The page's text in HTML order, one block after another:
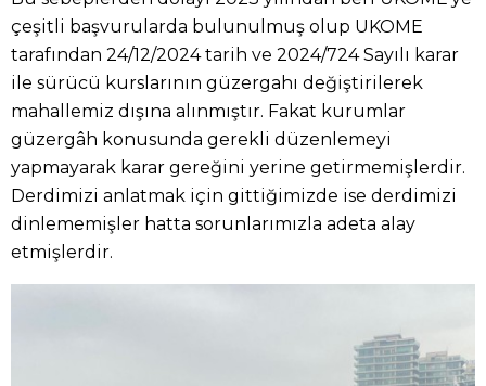
çeşitli başvurularda bulunulmuş olup UKOME
tarafından 24/12/2024 tarih ve 2024/724 Sayılı karar
ile sürücü kurslarının güzergahı değiştirilerek
mahallemiz dışına alınmıştır. Fakat kurumlar
güzergâh konusunda gerekli düzenlemeyi
yapmayarak karar gereğini yerine getirmemişlerdir.
Derdimizi anlatmak için gittiğimizde ise derdimizi
dinlememişler hatta sorunlarımızla adeta alay
etmişlerdir.